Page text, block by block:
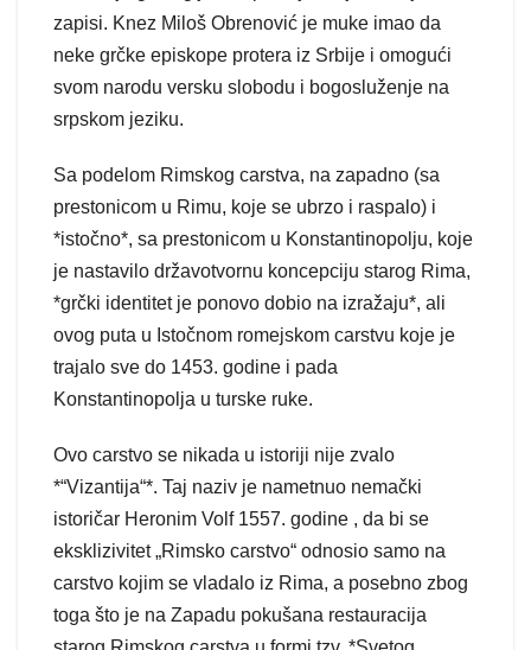
zapisi. Knez Miloš Obrenović je muke imao da
neke grčke episkope protera iz Srbije i omogući
svom narodu versku slobodu i bogosluženje na
srpskom jeziku.
Sa podelom Rimskog carstva, na zapadno (sa
prestonicom u Rimu, koje se ubrzo i raspalo) i
*istočno*, sa prestonicom u Konstantinopolju, koje
je nastavilo državotvornu koncepciju starog Rima,
*grčki identitet je ponovo dobio na izražaju*, ali
ovog puta u Istočnom romejskom carstvu koje je
trajalo sve do 1453. godine i pada
Konstantinopolja u turske ruke.
Ovo carstvo se nikada u istoriji nije zvalo
*“Vizantija“*. Taj naziv je nametnuo nemački
istoričar Heronim Volf 1557. godine , da bi se
eksklizivitet „Rimsko carstvo“ odnosio samo na
carstvo kojim se vladalo iz Rima, a posebno zbog
toga što je na Zapadu pokušana restauracija